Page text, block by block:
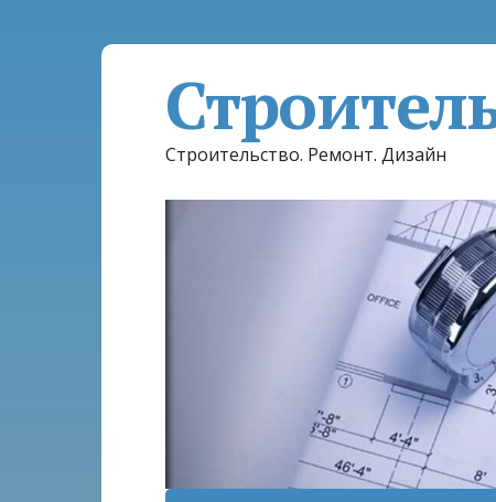
Строительство. Ремонт. Дизайн